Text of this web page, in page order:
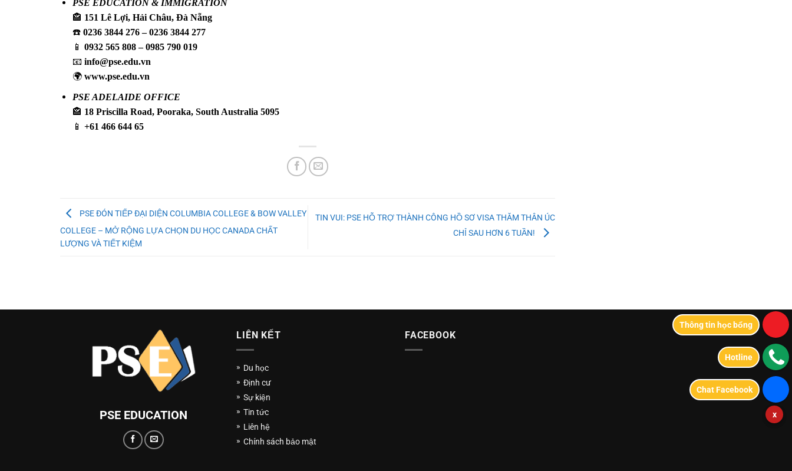
PSE EDUCATION & IMMIGRATION
🏤 151 Lê Lợi, Hải Châu, Đà Nẵng
☎️ 0236 3844 276 – 0236 3844 277
📱 0932 565 808 – 0985 790 019
📧 info@pse.edu.vn
🌍 www.pse.edu.vn
PSE ADELAIDE OFFICE
🏤 18 Priscilla Road, Pooraka, South Australia 5095
📱 +61 466 644 65
PSE ĐÓN TIẾP ĐẠI DIỆN COLUMBIA COLLEGE & BOW VALLEY
COLLEGE – MỞ RỘNG LỰA CHỌN DU HỌC CANADA CHẤT
LƯỢNG VÀ TIẾT KIỆM
TIN VUI: PSE HỖ TRỢ THÀNH CÔNG HỒ SƠ VISA THĂM THÂN ÚC
CHỈ SAU HƠN 6 TUẦN!
PSE EDUCATION
LIÊN KẾT
Du học
Định cư
Sự kiện
Tin tức
Liên hệ
Chính sách bảo mật
FACEBOOK
x
Thông tin học bổng
Hotline
Chat Facebook